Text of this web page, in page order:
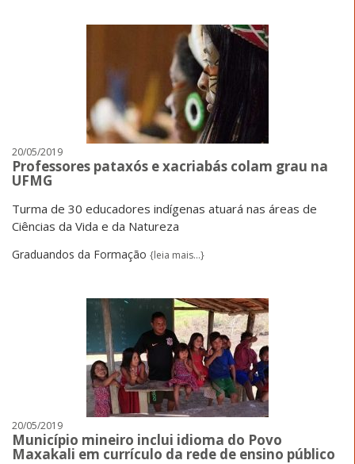
20/05/2019
Professores pataxós e xacriabás colam grau na
UFMG
Turma de 30 educadores indígenas atuará nas áreas de
Ciências da Vida e da Natureza
Graduandos da Formação {leia mais...}
20/05/2019
Município mineiro inclui idioma do Povo
Maxakali em currículo da rede de ensino público